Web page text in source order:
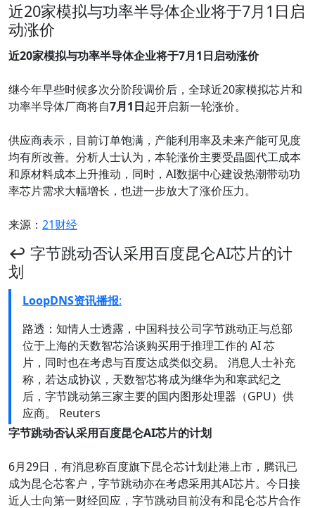
近20家模拟与功率半导体企业将于7月1日启
动涨价
近20家模拟与功率半导体企业将于7月1日启动涨价
继今年早些时候多次分阶段调价后，全球近20家模拟芯片和
功率半导体厂商将自7月1日起开启新一轮涨价。
供应商表示，目前订单饱满，产能利用率及未来产能可见度
均有所改善。分析人士认为，本轮涨价主要受晶圆代工成本
和原材料成本上升推动，同时，AI数据中心建设热潮带动功
率芯片需求大幅增长，也进一步放大了涨价压力。
来源： 21财经
↩️ 字节跳动否认采用百度昆仑AI芯片的计
划
LoopDNS资讯播报:
路透：知情人士透露，中国科技公司字节跳动正与总部
位于上海的天数智芯洽谈购买用于推理工作的 AI 芯
片，同时也在考虑与百度达成类似交易。 消息人士补充
称，若达成协议，天数智芯将成为继华为和寒武纪之
后，字节跳动第三家主要的国内图形处理器（GPU）供
应商。 Reuters
字节跳动否认采用百度昆仑AI芯片的计划
6月29日，有消息称百度旗下昆仑芯计划赴港上市，腾讯已
成为昆仑芯客户，字节跳动亦在考虑采用其AI芯片。今日接
近人士向第一财经回应，字节跳动目前没有和昆仑芯片合作